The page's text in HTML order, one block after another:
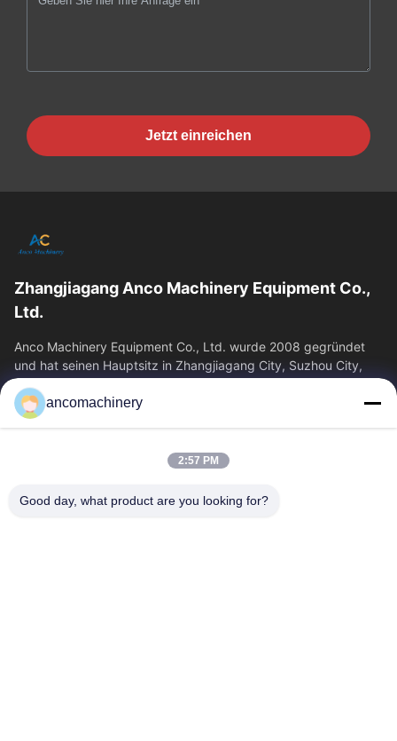
Jetzt einreichen
Zhangjiagang Anco Machinery Equipment Co.,
Ltd.
Anco Machinery Equipment Co., Ltd. wurde 2008 gegründet
und hat seinen Hauptsitz in Zhangjiagang City, Suzhou City,
Provinz Jiangsu. Es ist ein...
Schnelllinks
Über Uns
Fabrik Tour
Qualitätskontrolle
ancomachinery
2:57 PM
Good day, what product are you looking for?